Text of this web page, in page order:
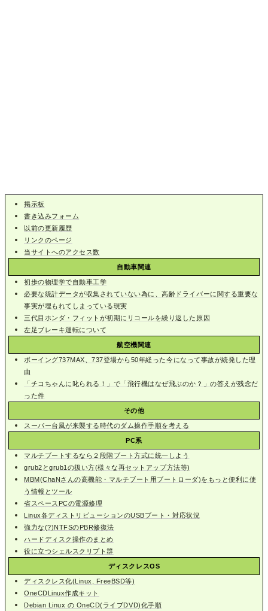
掲示板
書き込みフォーム
以前の更新履歴
リンクのページ
当サイトへのアクセス数
自動車関連
初歩の物理学で自動車工学
必要な統計データが収集されていない為に、高齢ドライバーに関する重要な
事実が埋もれてしまっている現実
三代目ホンダ・フィットが初期にリコールを繰り返した原因
左足ブレーキ運転について
航空機関連
ボーイング737MAX、737登場から50年経った今になって事故が続発した理
由
「チコちゃんに叱られる！」で「飛行機はなぜ飛ぶのか？」の答えが残念だ
った件
その他
スーパー台風が来襲する時代のダム操作手順を考える
PC系
マルチブートするなら２段階ブート方式に統一しよう
grub2とgrub1の扱い方(様々な再セットアップ方法等)
MBM(ChaNさんの高機能・マルチブート用ブートローダ)をもっと便利に使
う情報とツール
省スペースPCの電源修理
Linux各ディストリビューションのUSBブート・対応状況
強力な(?)NTFSのPBR修復法
ハードディスク操作のまとめ
役に立つシェルスクリプト群
ディスクレスOS
ディスクレス化(Linux, FreeBSD等)
OneCDLinux作成キット
Debian Linux の OneCD(ライブDVD)化手順